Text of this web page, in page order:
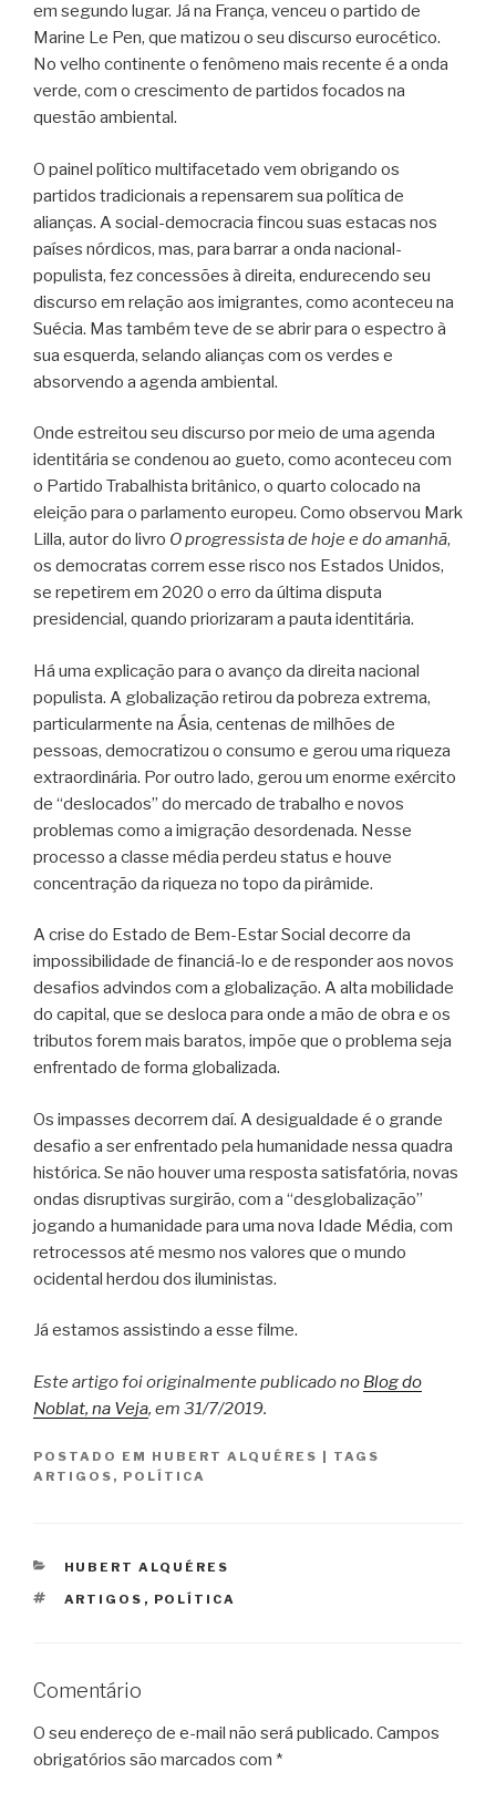
em segundo lugar. Já na França, venceu o partido de
Marine Le Pen, que matizou o seu discurso eurocético.
No velho continente o fenômeno mais recente é a onda
verde, com o crescimento de partidos focados na
questão ambiental.
O painel político multifacetado vem obrigando os
partidos tradicionais a repensarem sua política de
alianças. A social-democracia fincou suas estacas nos
países nórdicos, mas, para barrar a onda nacional-
populista, fez concessões à direita, endurecendo seu
discurso em relação aos imigrantes, como aconteceu na
Suécia. Mas também teve de se abrir para o espectro à
sua esquerda, selando alianças com os verdes e
absorvendo a agenda ambiental.
Onde estreitou seu discurso por meio de uma agenda
identitária se condenou ao gueto, como aconteceu com
o Partido Trabalhista britânico, o quarto colocado na
eleição para o parlamento europeu. Como observou Mark
Lilla, autor do livro O progressista de hoje e do amanhã,
os democratas correm esse risco nos Estados Unidos,
se repetirem em 2020 o erro da última disputa
presidencial, quando priorizaram a pauta identitária.
Há uma explicação para o avanço da direita nacional
populista. A globalização retirou da pobreza extrema,
particularmente na Ásia, centenas de milhões de
pessoas, democratizou o consumo e gerou uma riqueza
extraordinária. Por outro lado, gerou um enorme exército
de “deslocados” do mercado de trabalho e novos
problemas como a imigração desordenada. Nesse
processo a classe média perdeu status e houve
concentração da riqueza no topo da pirâmide.
A crise do Estado de Bem-Estar Social decorre da
impossibilidade de financiá-lo e de responder aos novos
desafios advindos com a globalização. A alta mobilidade
do capital, que se desloca para onde a mão de obra e os
tributos forem mais baratos, impõe que o problema seja
enfrentado de forma globalizada.
Os impasses decorrem daí. A desigualdade é o grande
desafio a ser enfrentado pela humanidade nessa quadra
histórica. Se não houver uma resposta satisfatória, novas
ondas disruptivas surgirão, com a “desglobalização”
jogando a humanidade para uma nova Idade Média, com
retrocessos até mesmo nos valores que o mundo
ocidental herdou dos iluministas.
Já estamos assistindo a esse filme.
Este artigo foi originalmente publicado no Blog do
Noblat, na Veja, em 31/7/2019.
POSTADO EM HUBERT ALQUÉRES
TAGS
ARTIGOS , POLÍTICA
CATEGORIAS
HUBERT ALQUÉRES
TAGS
ARTIGOS , POLÍTICA
Comentário
O seu endereço de e-mail não será publicado. Campos
obrigatórios são marcados com *